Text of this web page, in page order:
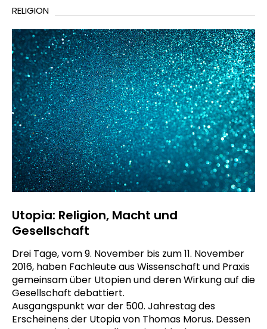
RELIGION
Utopia: Religion, Macht und
Gesellschaft
Drei Tage, vom 9. November bis zum 11. November
2016, haben Fachleute aus Wissenschaft und Praxis
gemeinsam über Utopien und deren Wirkung auf die
Gesellschaft debattiert.
Ausgangspunkt war der 500. Jahrestag des
Erscheinens der Utopia von Thomas Morus. Dessen